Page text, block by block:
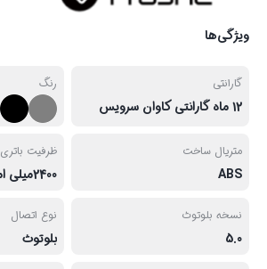
ویژگی‌ها
گارانتی
12 ماه گارانتی کاوان سرویس
رنگ
متریال ساخت
ABS
ظرفیت باتری
2400میلی امپر
نسخه بلوتوث
5.0
نوع اتصال
بلوتوث